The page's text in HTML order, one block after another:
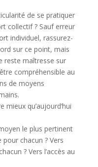
de se pratiquer
collectif ? Sauf erreur
individuel, rassurez-
sur ce point, mais
reste maîtresse sur
compréhensible au
de moyens
mieux qu’aujourd’hui
le plus pertinent
chacun ? Vers
? Vers l’accès au